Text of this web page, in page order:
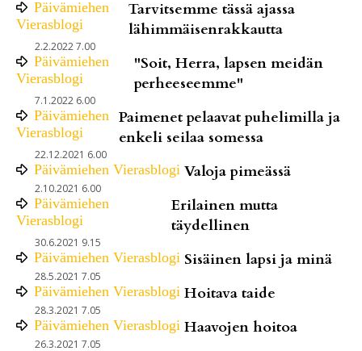
Päivämiehen
Vierasblogi
Tarvitsemme tässä ajassa
lähimmäisenrakkautta
2.2.2022 7.00
Päivämiehen
Vierasblogi
"Soit, Herra, lapsen meidän
perheeseemme"
7.1.2022 6.00
Päivämiehen
Vierasblogi
Paimenet pelaavat puhelimilla ja
enkeli seilaa somessa
22.12.2021 6.00
Päivämiehen Vierasblogi Valoja pimeässä
2.10.2021 6.00
Päivämiehen
Vierasblogi
Erilainen mutta
täydellinen
30.6.2021 9.15
Päivämiehen Vierasblogi Sisäinen lapsi ja minä
28.5.2021 7.05
Päivämiehen Vierasblogi Hoitava taide
28.3.2021 7.05
Päivämiehen Vierasblogi Haavojen hoitoa
26.3.2021 7.05